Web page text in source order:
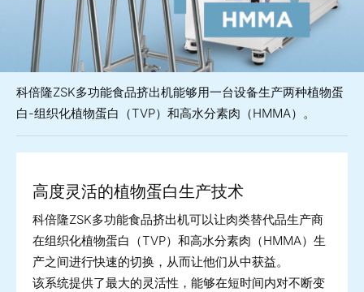
科倍隆ZSK多功能食品挤出机能够用一台设备生产两种植物蛋
白-组织化植物蛋白（TVP）和高水分素肉（HMMA）。
高度灵活的植物蛋白生产技术
科倍隆ZSK多功能食品挤出机可以让肉类替代品生产商
在组织化植物蛋白（TVP）和高水分素肉（HMMA）生
产之间进行快速的切换，从而让他们从中获益。
该系统提供了最大的灵活性，能够在短时间内对不断变